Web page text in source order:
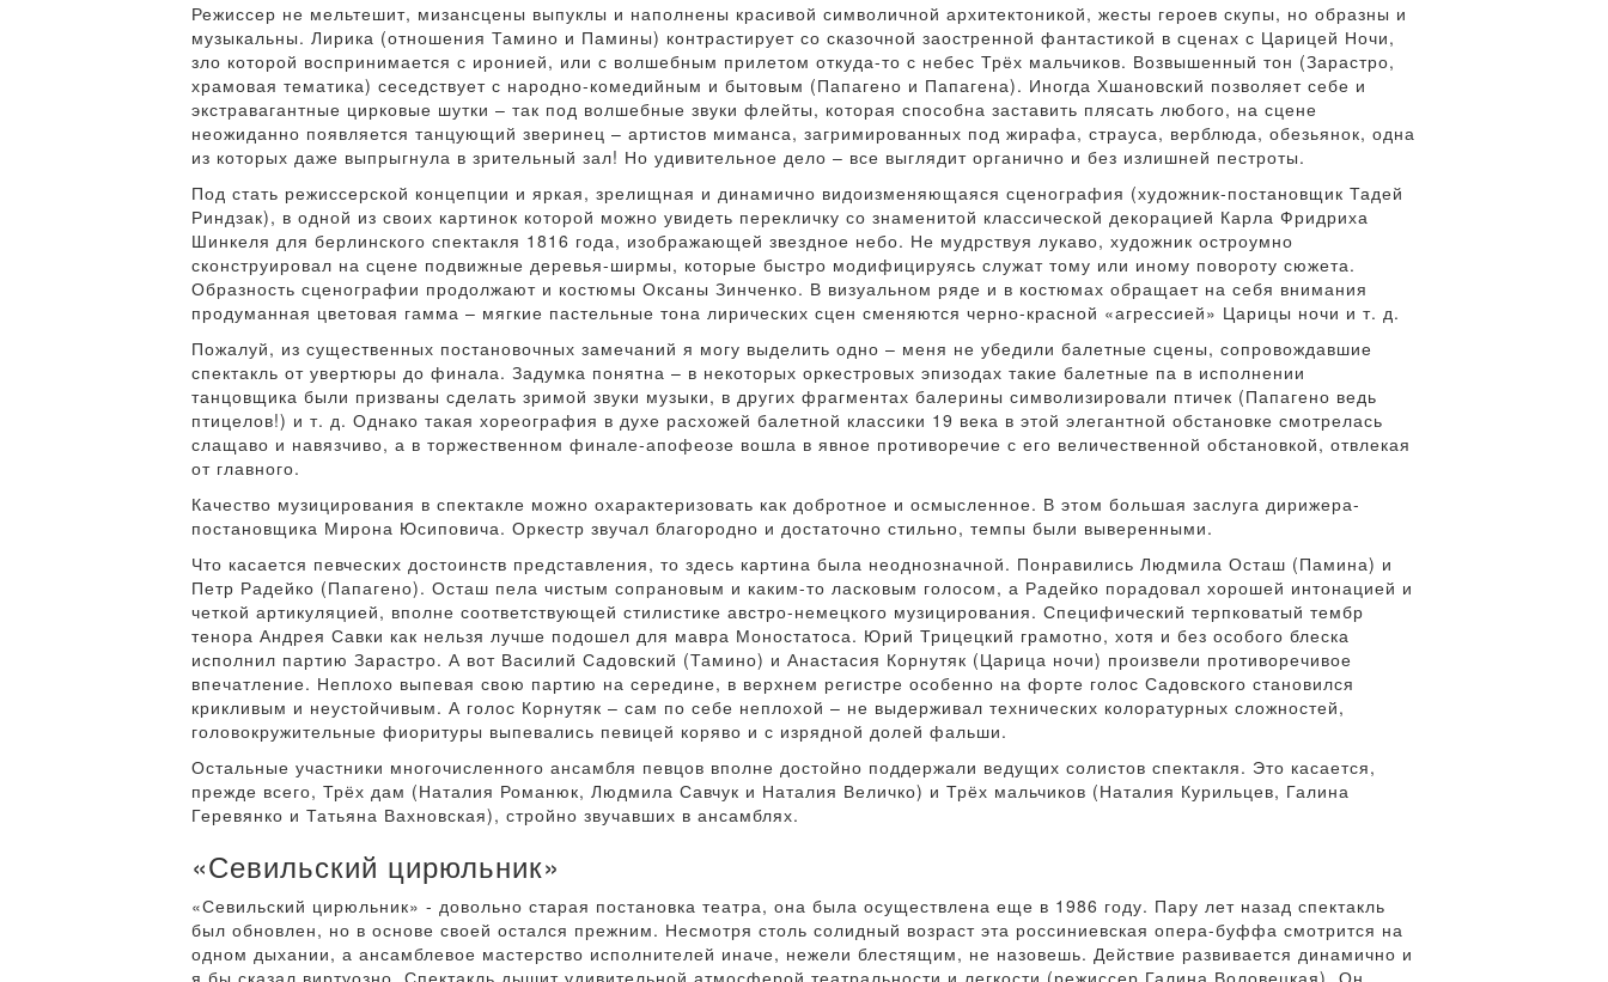
Режиссер не мельтешит, мизансцены выпуклы и наполнены красивой символичной архитектоникой, жесты героев скупы, но образны и
музыкальны. Лирика (отношения Тамино и Памины) контрастирует со сказочной заостренной фантастикой в сценах с Царицей Ночи,
зло которой воспринимается с иронией, или с волшебным прилетом откуда-то с небес Трёх мальчиков. Возвышенный тон (Зарастро,
храмовая тематика) сеседствует с народно-комедийным и бытовым (Папагено и Папагена). Иногда Хшановский позволяет себе и
экстравагантные цирковые шутки – так под волшебные звуки флейты, которая способна заставить плясать любого, на сцене
неожиданно появляется танцующий зверинец – артистов миманса, загримированных под жирафа, страуса, верблюда, обезьянок, одна
из которых даже выпрыгнула в зрительный зал! Но удивительное дело – все выглядит органично и без излишней пестроты.
Под стать режиссерской концепции и яркая, зрелищная и динамично видоизменяющаяся сценография (художник-постановщик Тадей
Риндзак), в одной из своих картинок которой можно увидеть перекличку со знаменитой классической декорацией Карла Фридриха
Шинкеля для берлинского спектакля 1816 года, изображающей звездное небо. Не мудрствуя лукаво, художник остроумно
сконструировал на сцене подвижные деревья-ширмы, которые быстро модифицируясь служат тому или иному повороту сюжета.
Образность сценографии продолжают и костюмы Оксаны Зинченко. В визуальном ряде и в костюмах обращает на себя внимания
продуманная цветовая гамма – мягкие пастельные тона лирических сцен сменяются черно-красной «агрессией» Царицы ночи и т. д.
Пожалуй, из существенных постановочных замечаний я могу выделить одно – меня не убедили балетные сцены, сопровождавшие
спектакль от увертюры до финала. Задумка понятна – в некоторых оркестровых эпизодах такие балетные па в исполнении
танцовщика были призваны сделать зримой звуки музыки, в других фрагментах балерины символизировали птичек (Папагено ведь
птицелов!) и т. д. Однако такая хореография в духе расхожей балетной классики 19 века в этой элегантной обстановке смотрелась
слащаво и навязчиво, а в торжественном финале-апофеозе вошла в явное противоречие с его величественной обстановкой, отвлекая
от главного.
Качество музицирования в спектакле можно охарактеризовать как добротное и осмысленное. В этом большая заслуга дирижера-
постановщика Мирона Юсиповича. Оркестр звучал благородно и достаточно стильно, темпы были выверенными.
Что касается певческих достоинств представления, то здесь картина была неоднозначной. Понравились Людмила Осташ (Памина) и
Петр Радейко (Папагено). Осташ пела чистым сопрановым и каким-то ласковым голосом, а Радейко порадовал хорошей интонацией и
четкой артикуляцией, вполне соответствующей стилистике австро-немецкого музицирования. Специфический терпковатый тембр
тенора Андрея Савки как нельзя лучше подошел для мавра Моностатоса. Юрий Трицецкий грамотно, хотя и без особого блеска
исполнил партию Зарастро. А вот Василий Садовский (Тамино) и Анастасия Корнутяк (Царица ночи) произвели противоречивое
впечатление. Неплохо выпевая свою партию на середине, в верхнем регистре особенно на форте голос Садовского становился
крикливым и неустойчивым. А голос Корнутяк – сам по себе неплохой – не выдерживал технических колоратурных сложностей,
головокружительные фиоритуры выпевались певицей коряво и с изрядной долей фальши.
Остальные участники многочисленного ансамбля певцов вполне достойно поддержали ведущих солистов спектакля. Это касается,
прежде всего, Трёх дам (Наталия Романюк, Людмила Савчук и Наталия Величко) и Трёх мальчиков (Наталия Курильцев, Галина
Геревянко и Татьяна Вахновская), стройно звучавших в ансамблях.
«Севильский цирюльник»
«Севильский цирюльник» - довольно старая постановка театра, она была осуществлена еще в 1986 году. Пару лет назад спектакль
был обновлен, но в основе своей остался прежним. Несмотря столь солидный возраст эта россиниевская опера-буффа смотрится на
одном дыхании, а ансамблевое мастерство исполнителей иначе, нежели блестящим, не назовешь. Действие развивается динамично и
я бы сказал виртуозно. Спектакль дышит удивительной атмосферой театральности и легкости (режиссер Галина Воловецкая). Он